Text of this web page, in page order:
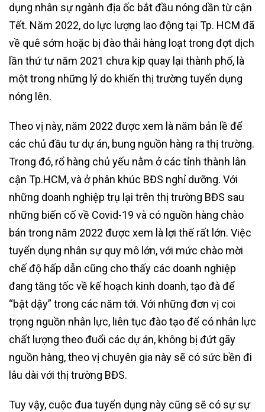
dụng nhân sự ngành địa ốc bắt đầu nóng dần từ cận
Tết. Năm 2022, do lực lượng lao động tại Tp. HCM đã
về quê sớm hoặc bị đào thải hàng loạt trong đợt dịch
lần thứ tư năm 2021 chưa kịp quay lại thành phố, là
một trong những lý do khiến thị trường tuyển dụng
nóng lên.
Theo vị này, năm 2022 được xem là năm bản lề để
các chủ đầu tư dự án, bung nguồn hàng ra thị trường.
Trong đó, rổ hàng chủ yếu nằm ở các tỉnh thành lân
cận Tp.HCM, và ở phân khúc BĐS nghỉ dưỡng. Với
những doanh nghiệp trụ lại trên thị trường BĐS sau
những biến cố về Covid-19 và có nguồn hàng chào
bán trong năm 2022 được xem là lợi thế rất lớn. Việc
tuyển dụng nhân sự quy mô lớn, với mức chào mời
chế độ hấp dẫn cũng cho thấy các doanh nghiệp
đang tăng tốc về kế hoạch kinh doanh, tạo đà để
“bật dậy” trong các năm tới. Với những đơn vị coi
trọng nguồn nhân lực, liên tục đào tạo để có nhân lực
chất lượng theo đuổi các dự án, không bị đứt gãy
nguồn hàng, theo vị chuyên gia này sẽ có sức bền đi
lâu dài với thị trường BĐS.
Tuy vậy, cuộc đua tuyển dụng này cũng sẽ có sự sự